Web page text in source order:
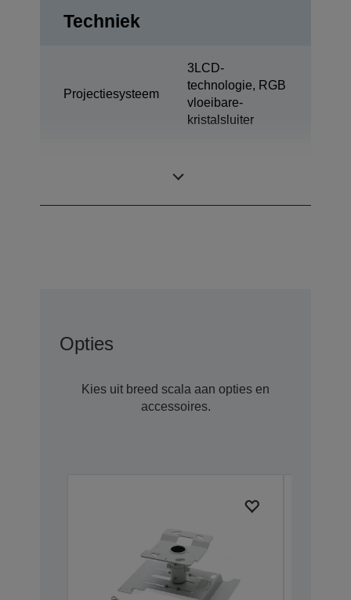
Techniek
Projectiesysteem
3LCD-
technologie, RGB
vloeibare-
kristalsluiter
Opties
Kies uit breed scala aan opties en
accessoires.